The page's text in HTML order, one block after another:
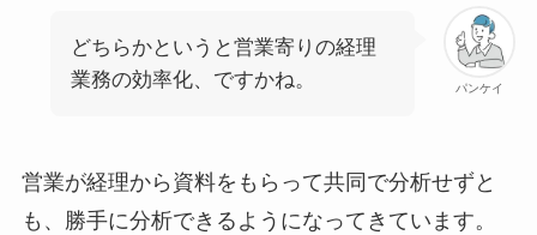
パンケイ
どちらかというと営業寄りの経理
業務の効率化、ですかね。
営業が経理から資料をもらって共同で分析せずと
も、勝手に分析できるようになってきています。